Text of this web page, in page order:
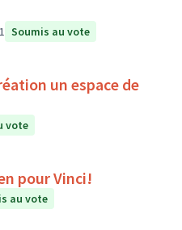
1 Soumis au vote
un espace de
vote
pour Vinci!
au vote